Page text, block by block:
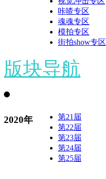
咔喳专区
魂魂专区
模拍专区
街拍show专区
版块导航
2020年
第21届
第22届
第23届
第24届
第25届